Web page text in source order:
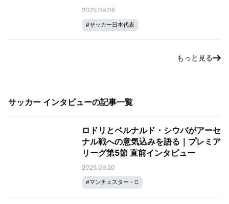
2025.09.06
#サッカー日本代表
もっと見る
サッカー インタビューの記事一覧
ロドリとベルナルド・シウバがアーセ
ナル戦への意気込みを語る｜プレミア
リーグ第5節 直前インタビュー
2025.09.20
#マンチェスター・C